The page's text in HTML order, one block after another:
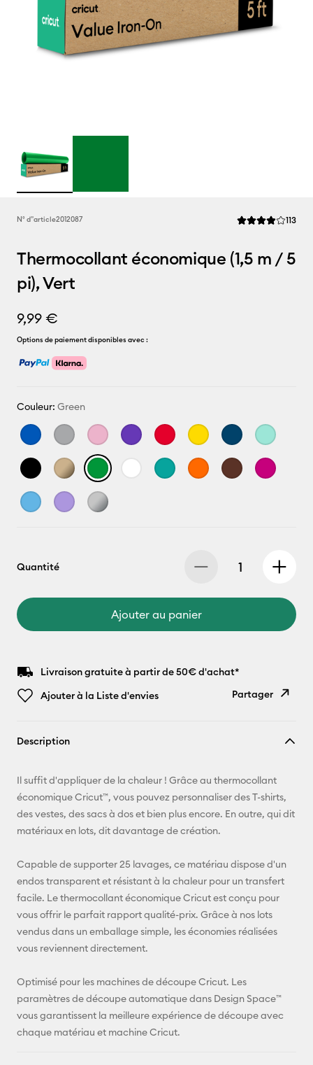
N° d''article2012087 La note 113
Thermocollant économique (1,5 m / 5
pi), Vert
9,99 €
Options de paiement disponibles avec :
Couleur: Green
Quantité
Ajouter au panier
Livraison gratuite à partir de 50€ d'achat*
Ajouter à la Liste d'envies
Partager
Pinterest
Description
Il suffit d'appliquer de la chaleur ! Grâce au thermocollant
économique Cricut™, vous pouvez personnaliser des T-shirts,
des vestes, des sacs à dos et bien plus encore. En outre, qui dit
matériaux en lots, dit davantage de création.
Capable de supporter 25 lavages, ce matériau dispose d'un
endos transparent et résistant à la chaleur pour un transfert
facile. Le thermocollant économique Cricut est conçu pour
vous offrir le parfait rapport qualité-prix. Grâce à nos lots
vendus dans un emballage simple, les économies réalisées
vous reviennent directement.
Optimisé pour les machines de découpe Cricut. Les
paramètres de découpe automatique dans Design Space™
vous garantissent la meilleure expérience de découpe avec
chaque matériau et machine Cricut.